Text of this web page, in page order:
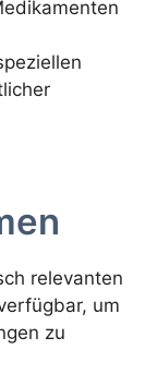
relevanten
um
zu